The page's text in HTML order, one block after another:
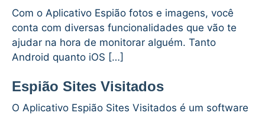
Com o Aplicativo Espião fotos e imagens, você
conta com diversas funcionalidades que vão te
ajudar na hora de monitorar alguém. Tanto
Android quanto iOS […]
Espião Sites Visitados
O Aplicativo Espião Sites Visitados é um software